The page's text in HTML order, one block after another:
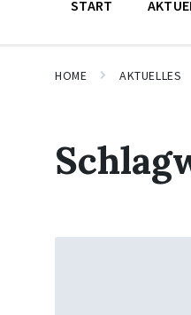
START
HOME AKTUELLES
Mehr